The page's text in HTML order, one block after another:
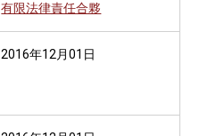
有限法律責任合夥
2016年12月01日